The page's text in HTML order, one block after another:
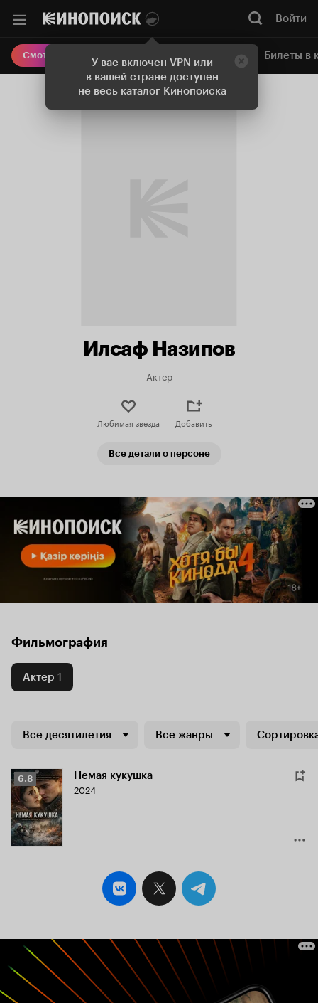
У вас включен VPN или
в вашей стране доступен
не весь каталог Кинопоиска
Войти
Смотреть кино Онлайн-кинотеатр Билеты в
Илсаф Назипов
Актер
Любимая звезда Добавить
Все детали о персоне
Фильмография
Актер 1
Все десятилетия Все жанры
Рейтинг
Кинопоиска
6.8
6.8 Немая кукушка
2024